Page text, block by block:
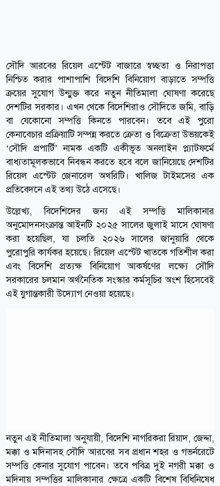
সৌদি আরবের রিয়েল এস্টেট বাজারে স্বচ্ছতা ও নিরাপত্তা
নিশ্চিত করার পাশাপাশি বিদেশি বিনিয়োগ বাড়াতে সম্পত্তি
ক্রয়ের সুযোগ উন্মুক্ত করে নতুন নীতিমালা ঘোষণা করেছে
দেশটির সরকার। এখন থেকে বিদেশিরাও সৌদিতে জমি, বাড়ি
বা যেকোনো সম্পত্তি কিনতে পারবেন। তবে এই পুরো
কেনাবেচার প্রক্রিয়াটি সম্পন্ন করতে ক্রেতা ও বিক্রেতা উভয়কেই
‘সৌদি প্রপার্টি’ নামক একটি একীভূত অনলাইন প্ল্যাটফর্মে
বাধ্যতামূলকভাবে নিবন্ধন করতে হবে বলে জানিয়েছে দেশটির
রিয়েল এস্টেট জেনারেল অথরিটি। খালিজ টাইমসের এক
প্রতিবেদনে এই তথ্য উঠে এসেছে।
উল্লেখ্য, বিদেশিদের জন্য এই সম্পত্তি মালিকানার
অনুমোদনসংক্রান্ত আইনটি ২০২৫ সালের জুলাই মাসে ঘোষণা
করা হয়েছিল, যা চলতি ২০২৬ সালের জানুয়ারি থেকে
পুরোপুরি কার্যকর হয়েছে। রিয়েল এস্টেট খাতকে গতিশীল করা
এবং বিদেশি প্রত্যক্ষ বিনিয়োগ আকর্ষণের লক্ষ্যে সৌদি
সরকারের চলমান অর্থনৈতিক সংস্কার কর্মসূচির অংশ হিসেবেই
এই যুগান্তকারী উদ্যোগ নেওয়া হয়েছে।
নতুন এই নীতিমালা অনুযায়ী, বিদেশি নাগরিকরা রিয়াদ, জেদ্দা,
মক্কা ও মদিনাসহ সৌদি আরবের সব প্রধান শহর ও গভর্নরেটে
সম্পত্তি কেনার সুযোগ পাবেন। তবে পবিত্র দুই নগরী মক্কা ও
মদিনায় সম্পত্তির মালিকানার ক্ষেত্রে একটি বিশেষ বিধিনিষেধ